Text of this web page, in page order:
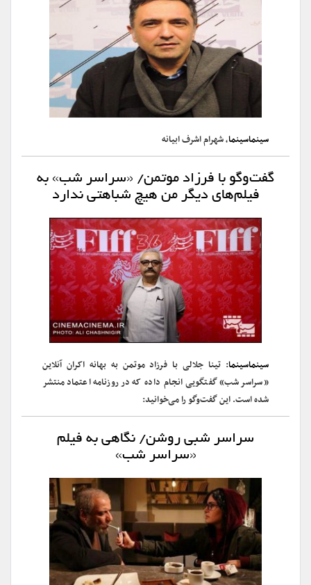
سینماسینما، شهرام اشرف ابیانه
گفت‌وگو با فرزاد موتمن/ «سراسر شب» به
فیلم‌های دیگر من هیچ شباهتی ندارد
سینماسینما: تینا جلالی با فرزاد موتمن به بهانه اکران آنلاین
«سراسر شب» گفتگویی انجام داده که در روزنامه اعتماد منتشر
شده است. این گفت‌وگو را می‌خوانید:
سراسر شبی روشن/ نگاهی به فیلم
«سراسر شب»